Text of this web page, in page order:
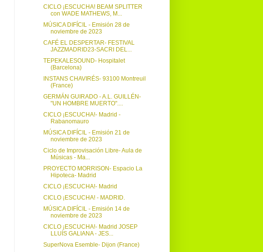
CICLO ¡ESCUCHA! BEAM SPLITTER
con WADE MATHEWS, M...
MÚSICA DIFÍCIL - Emisión 28 de
noviembre de 2023
CAFÉ EL DESPERTAR- FESTIVAL
JAZZMADRID23-SACRI DEL...
TEPEKALESOUND- Hospitalet
(Barcelona)
INSTANS CHAVIRÉS- 93100 Montreuil
(France)
GERMÁN GUIRADO - A.L. GUILLÉN-
"UN HOMBRE MUERTO"....
CICLO ¡ESCUCHA!- Madrid -
Rabanomauro
MÚSICA DIFÍCIL - Emisión 21 de
noviembre de 2023
Ciclo de Improvisación Libre- Aula de
Músicas - Ma...
PROYECTO MORRISON- Espacio La
Hipoteca- Madrid
CICLO ¡ESCUCHA!- Madrid
CICLO ¡ESCUCHA! - MADRID.
MÚSICA DIFÍCIL - Emisión 14 de
noviembre de 2023
CICLO ¡ESCUCHA!- Madrid JOSEP
LLUÍS GALIANA - JES...
SuperNova Esemble- Dijon (France)